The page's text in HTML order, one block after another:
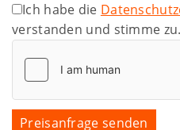
Ich habe die
verstanden und stimme zu.